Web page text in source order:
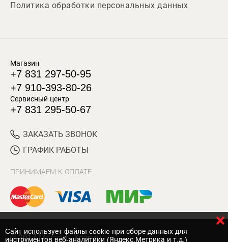
Политика обработки персональных данных
Магазин
+7 831 297-50-95
+7 910-393-80-26
Сервисный центр
+7 831 295-50-67
ЗАКАЗАТЬ ЗВОНОК
ГРАФИК РАБОТЫ
ПРИНИМАЕМ К ОПЛАТЕ
© 2017 Магазин Хозяин
Cайт использует файлы cookie при сборе данных для
инструментов веб-аналитики (Яндекс.Метрика и т.д.)